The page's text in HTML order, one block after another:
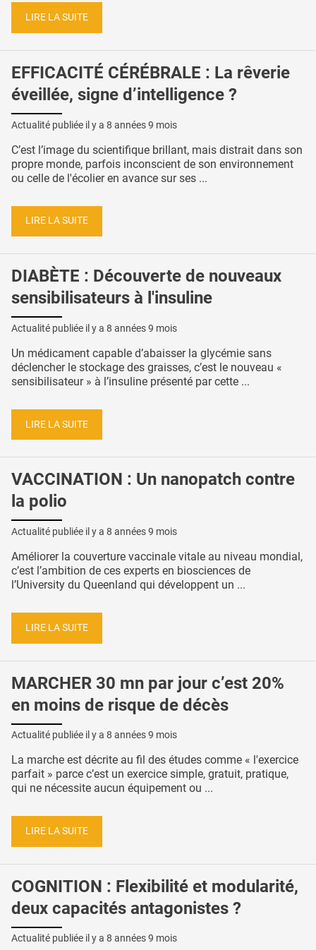
LIRE LA SUITE
EFFICACITÉ CÉRÉBRALE : La rêverie
éveillée, signe d’intelligence ?
Actualité publiée il y a 8 années 9 mois
C’est l’image du scientifique brillant, mais distrait dans son
propre monde, parfois inconscient de son environnement
ou celle de l'écolier en avance sur ses ...
LIRE LA SUITE
DIABÈTE : Découverte de nouveaux
sensibilisateurs à l'insuline
Actualité publiée il y a 8 années 9 mois
Un médicament capable d’abaisser la glycémie sans
déclencher le stockage des graisses, c’est le nouveau «
sensibilisateur » à l’insuline présenté par cette ...
LIRE LA SUITE
VACCINATION : Un nanopatch contre
la polio
Actualité publiée il y a 8 années 9 mois
Améliorer la couverture vaccinale vitale au niveau mondial,
c’est l’ambition de ces experts en biosciences de
l’University du Queenland qui développent un ...
LIRE LA SUITE
MARCHER 30 mn par jour c’est 20%
en moins de risque de décès
Actualité publiée il y a 8 années 9 mois
La marche est décrite au fil des études comme « l'exercice
parfait » parce c’est un exercice simple, gratuit, pratique,
qui ne nécessite aucun équipement ou ...
LIRE LA SUITE
COGNITION : Flexibilité et modularité,
deux capacités antagonistes ?
Actualité publiée il y a 8 années 9 mois